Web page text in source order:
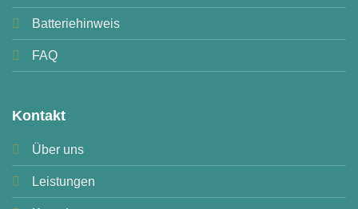
Batteriehinweis
FAQ
Kontakt
Über uns
Leistungen